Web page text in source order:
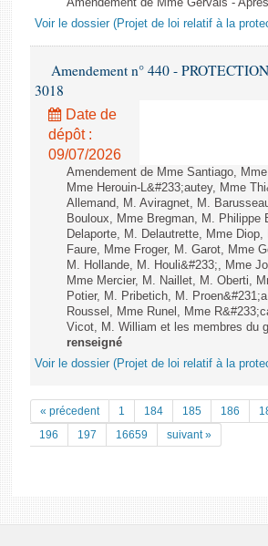
Amendement de Mme Gervais -
Voir le dossier (Projet de loi relatif à la
Amendement n° 440 -
3018
Date de
dépôt :
09/07/2026
Amendement de Mme Santiago,
Mme Herouin-L&#233;autey, Mme
Allemand, M. Aviragnet, M.
Bouloux, Mme Bregman, M.
Delaporte, M. Delautrette, Mme
Faure, Mme Froger, M. Garot, Mme
M. Hollande, M. Houli&#233;, Mme
Mme Mercier, M. Naillet, M. Oberti,
Potier, M. Pribetich, M.
Roussel, Mme Runel, Mme
Vicot, M. William et les membres du
renseigné
Voir le dossier (Projet de loi relatif à la
« précedent 1 184 185 186
196
197 16659 suivant »